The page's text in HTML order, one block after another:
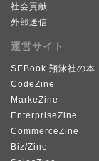
社会貢献
外部送信
運営サイト
SEBook 翔泳社の本
CodeZine
MarkeZine
EnterpriseZine
CommerceZine
Biz/Zine